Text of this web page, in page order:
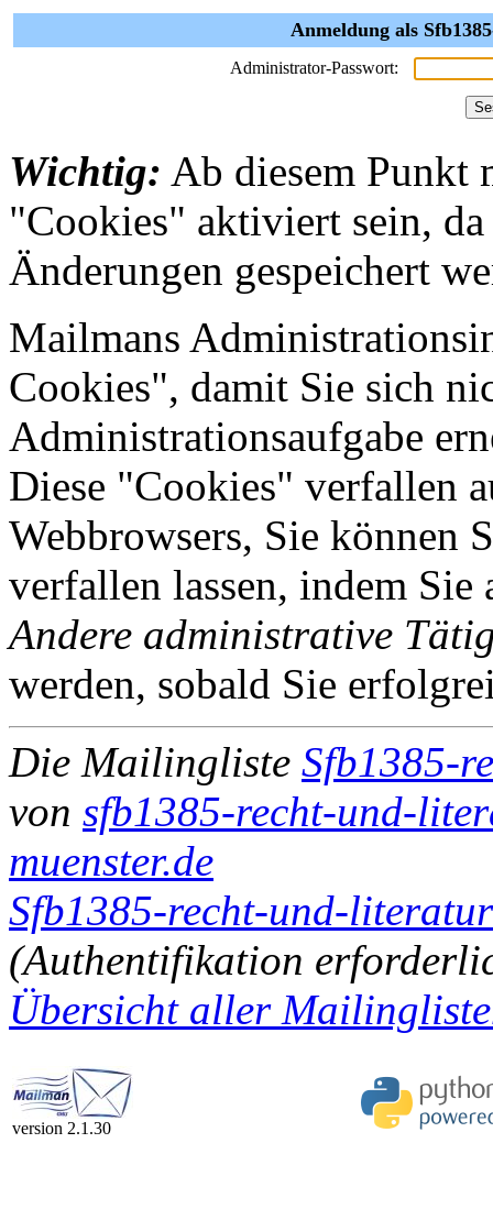
Anmeldung als
Administrator-Passwort:
Wichtig: Ab diesem Punkt
"Cookies" aktiviert sein,
Änderungen gespeichert
Mailmans
Cookies", damit Sie sich
Administrationsaufgabe
Diese "Cookies" verfallen
Webbrowsers, Sie können
verfallen lassen, indem
Andere administrative
werden, sobald Sie
Die Mailingliste Sfb1385-
von sfb1385-recht-und-
muenster.de
Sfb1385-recht-und-
(Authentifikation
Übersicht aller
version 2.1.30